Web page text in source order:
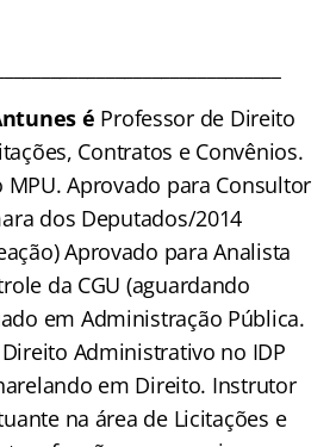
é Professor de Direito
Contratos e Convênios.
MPU. Aprovado para Consultor
dos Deputados/2014
Aprovado para Analista
da CGU (aguardando
em Administração Pública.
Administrativo no IDP
em Direito. Instrutor
na área de Licitações e